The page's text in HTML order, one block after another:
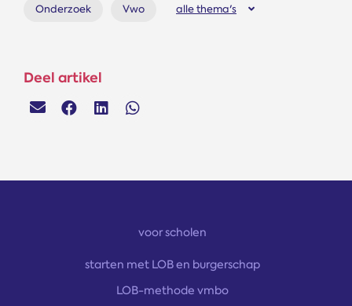
Onderzoek Vwo alle thema's
Deel artikel
voor scholen
starten met LOB en burgerschap
LOB-methode vmbo